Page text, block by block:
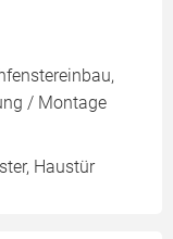
/ Montage
Haustür